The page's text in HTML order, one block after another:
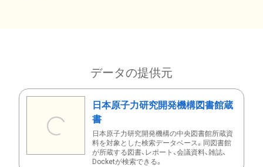
データの提供元
日本原子力研究開発機構図書館蔵
書
日本原子力研究開発機構の中央図書館所蔵資
料を対象とした検索データベース。同図書館
が所蔵する図書、レポート、会議資料、雑誌、
Docketが検索できる。